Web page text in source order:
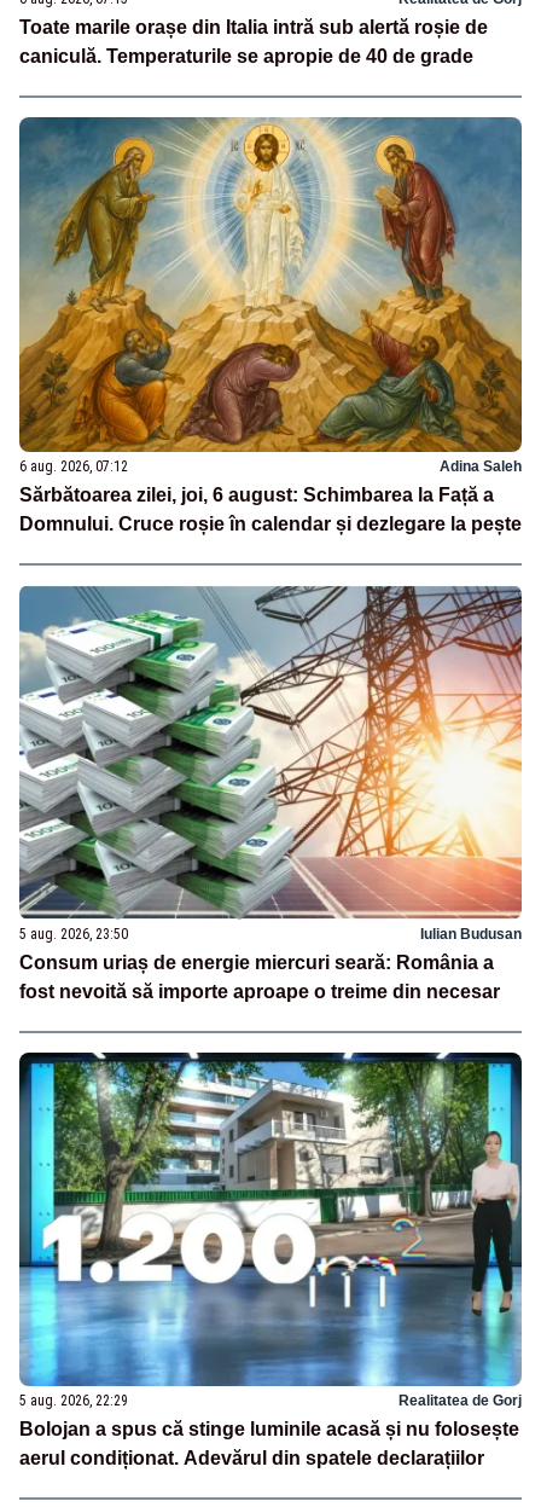
Toate marile orașe din Italia intră sub alertă roșie de
caniculă. Temperaturile se apropie de 40 de grade
6 aug. 2026, 07:12 Adina Saleh
Sărbătoarea zilei, joi, 6 august: Schimbarea la Față a
Domnului. Cruce roșie în calendar și dezlegare la pește
5 aug. 2026, 23:50 Iulian Budusan
Consum uriaș de energie miercuri seară: România a
fost nevoită să importe aproape o treime din necesar
5 aug. 2026, 22:29 Realitatea de Gorj
Bolojan a spus că stinge luminile acasă și nu folosește
aerul condiționat. Adevărul din spatele declarațiilor